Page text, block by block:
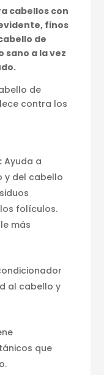
cabellos con
finos
de
sano a la vez
de
contra los
Ayuda a
y del cabello
folículos.
más
al cabello y
que